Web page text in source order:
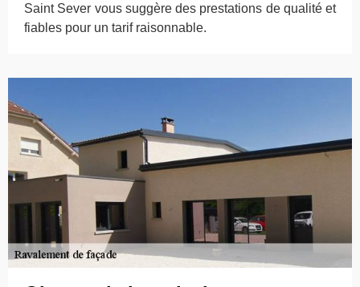
Saint Sever vous suggère des prestations de qualité et
fiables pour un tarif raisonnable.